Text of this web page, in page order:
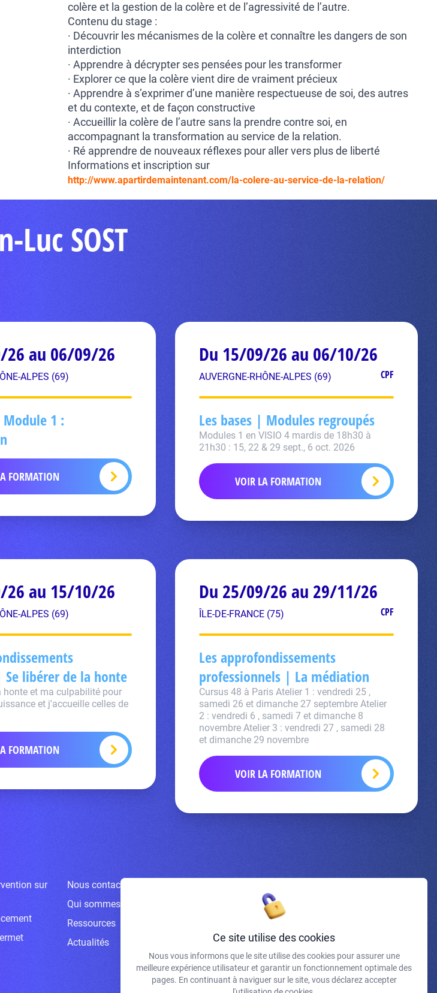
colère et la gestion de la colère et de l’agressivité de l’autre.
Contenu du stage :
· Découvrir les mécanismes de la colère et connaître les dangers de son
interdiction
· Apprendre à décrypter ses pensées pour les transformer
· Explorer ce que la colère vient dire de vraiment précieux
· Apprendre à s’exprimer d’une manière respectueuse de soi, des autres
et du contexte, et de façon constructive
· Accueillir la colère de l’autre sans la prendre contre soi, en
accompagnant la transformation au service de la relation.
· Ré apprendre de nouveaux réflexes pour aller vers plus de liberté
Informations et inscription sur
http://www.apartirdemaintenant.com/la-colere-au-service-de-la-relation/
SOST
26 au 06/09/26
ALPES (69)
1 :
FORMATION
Du 15/09/26 au 06/10/26
AUVERGNE-RHÔNE-ALPES (69) CPF
Les bases | Modules regroupés
Modules 1 en VISIO 4 mardis de 18h30 à
21h30 : 15, 22 & 29 sept., 6 oct. 2026
VOIR LA FORMATION
26 au 15/10/26
ALPES (69)
libérer de la honte
honte et ma culpabilité pour
et j'accueille celles de
FORMATION
Du 25/09/26 au 29/11/26
ÎLE-DE-FRANCE (75) CPF
Les approfondissements
professionnels | La médiation
Cursus 48 à Paris Atelier 1 : vendredi 25 ,
samedi 26 et dimanche 27 septembre Atelier
2 : vendredi 6 , samedi 7 et dimanche 8
novembre Atelier 3 : vendredi 27 , samedi 28
et dimanche 29 novembre
VOIR LA FORMATION
sur
Nous contacter
Qui sommes-nous ?
Ressources
Actualités
J'accepte de recevoir vos e-mails et confirme avoir pris
connaissance de votre politique de confidentialité et
mentions légales.
Ce site utilise des cookies
Nous vous informons que le site utilise des cookies pour assurer une
meilleure expérience utilisateur et garantir un fonctionnement optimale des
pages. En continuant à naviguer sur le site, vous déclarez accepter